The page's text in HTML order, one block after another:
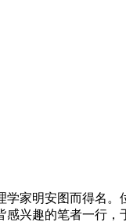
家明安图而得名。
兴趣的笔者一行，